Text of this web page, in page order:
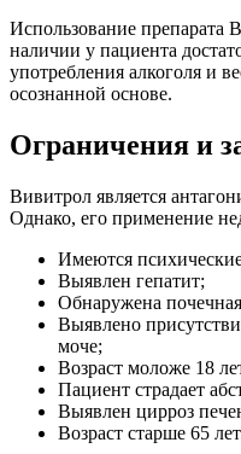
Использование препарата
наличии у пациента
употребления алкоголя и
осознанной основе.
Ограничения и
Вивитрол является
Однако, его применение
Имеются
Выявлен гепатит;
Обнаружена
Выявлено
моче;
Возраст моложе 18
Пациент страдает
Выявлен цирроз
Возраст старше 65